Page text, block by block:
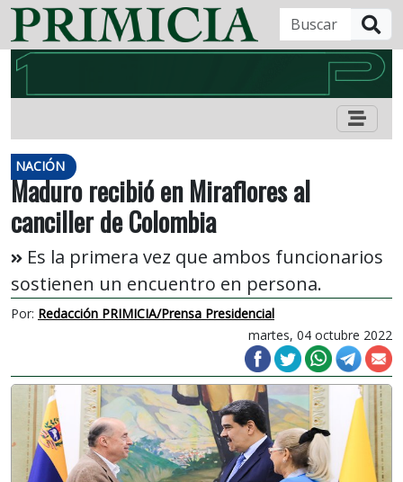
NACIÓN
Maduro recibió en Miraflores al
canciller de Colombia
Es la primera vez que ambos funcionarios
sostienen un encuentro en persona.
Por: Redacción PRIMICIA/Prensa Presidencial
martes, 04 octubre 2022